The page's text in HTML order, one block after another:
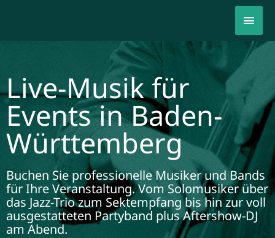
Live-Musik für
Events in Baden-
Württemberg
Buchen Sie professionelle Musiker und Bands
für Ihre Veranstaltung. Vom Solomusiker über
das Jazz-Trio zum Sektempfang bis hin zur voll
ausgestatteten Partyband plus Aftershow-DJ
am Abend.